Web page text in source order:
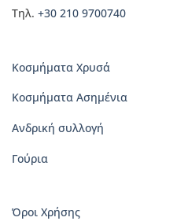
Τηλ. +30 210 9700740
Κοσμήματα Χρυσά
Κοσμήματα Ασημένια
Ανδρική συλλογή
Γούρια
Όροι Χρήσης